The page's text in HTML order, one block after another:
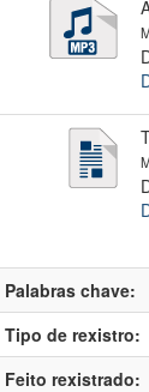
Palabras chave:
Tipo de rexistro:
Feito rexistrado: